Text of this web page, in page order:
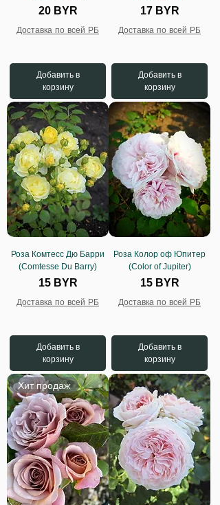
Цена
20 BYR
Доставка по всей РБ
Добавить в
корзину
Цена
17 BYR
Доставка по всей РБ
Добавить в
корзину
Роза Комтесс Дю Барри
(Comtesse Du Barry)
Цена
15 BYR
Доставка по всей РБ
Добавить в
корзину
Роза Колор оф Юпитер
(Color of Jupiter)
Цена
15 BYR
Доставка по всей РБ
Добавить в
корзину
Хит продаж